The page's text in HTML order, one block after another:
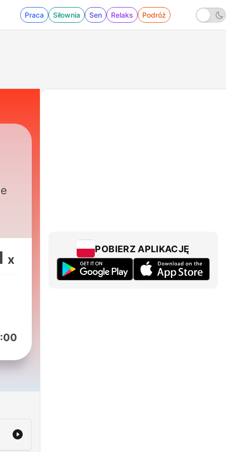
Praca Siłownia Sen Relaks Podróż
x
POBIERZ APLIKACJĘ